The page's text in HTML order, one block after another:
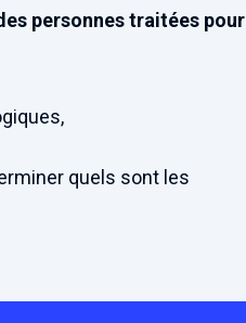
personnes traitées pour
quels sont les